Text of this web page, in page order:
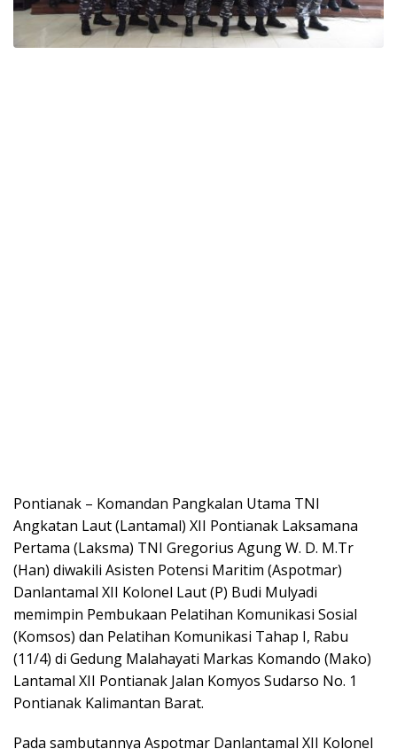
Pontianak – Komandan Pangkalan Utama TNI
Angkatan Laut (Lantamal) XII Pontianak Laksamana
Pertama (Laksma) TNI Gregorius Agung W. D. M.Tr
(Han) diwakili Asisten Potensi Maritim (Aspotmar)
Danlantamal XII Kolonel Laut (P) Budi Mulyadi
memimpin Pembukaan Pelatihan Komunikasi Sosial
(Komsos) dan Pelatihan Komunikasi Tahap I, Rabu
(11/4) di Gedung Malahayati Markas Komando (Mako)
Lantamal XII Pontianak Jalan Komyos Sudarso No. 1
Pontianak Kalimantan Barat.
Pada sambutannya Aspotmar Danlantamal XII Kolonel